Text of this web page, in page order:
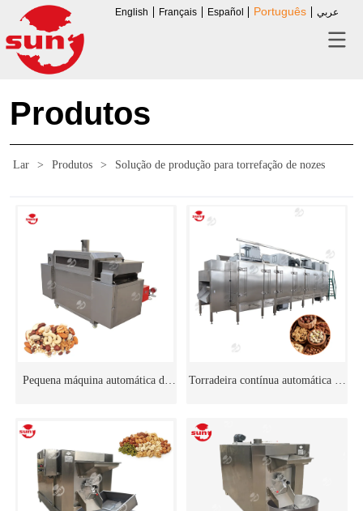
English Français Español Português عربي
Produtos
Lar > Produtos > Solução de produção para torrefação de nozes
Pequena máquina automática de Torradeira contínua automática de